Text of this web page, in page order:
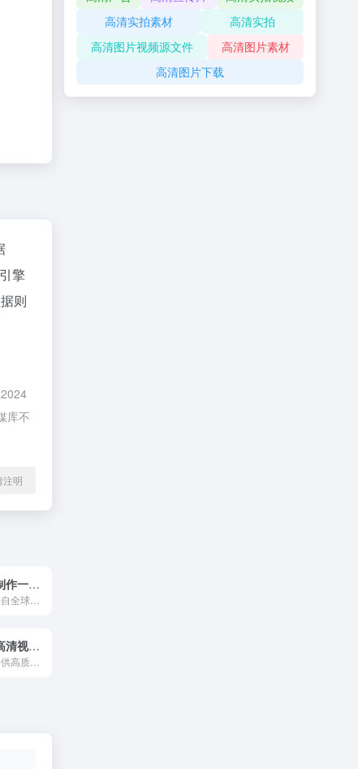
擎
则
库不
注明
喜聚素材 影视制作一站式服务网站
潮点视频 版权高清视频素材下载网站
高清实拍素材
高清实拍
高清图片视频源文件
高清图片素材
高清图片下载